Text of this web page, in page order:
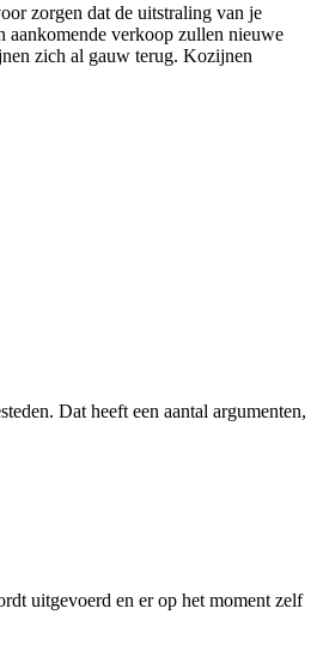
zorgen dat de uitstraling van je
verkoop zullen nieuwe
zich al gauw terug. Kozijnen
Dat heeft een aantal argumenten,
uitgevoerd en er op het moment zelf